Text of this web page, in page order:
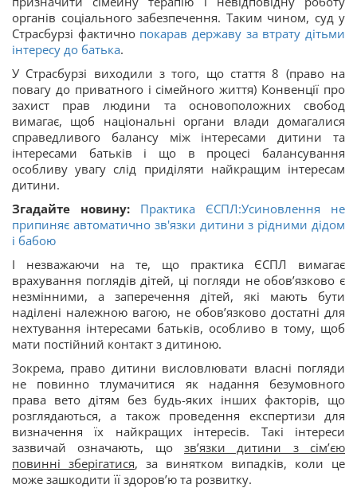
органів соціального забезпечення. Таким чином, суд у
Страсбурзі фактично покарав державу за втрату дітьми
інтересу до батька.
У Страсбурзі виходили з того, що стаття 8 (право на
повагу до приватного і сімейного життя) Конвенції про
захист прав людини та основоположних свобод
вимагає, щоб національні органи влади домагалися
справедливого балансу між інтересами дитини та
інтересами батьків і що в процесі балансування
особливу увагу слід приділяти найкращим інтересам
дитини.
Згадайте новину: Практика ЄСПЛ:Усиновлення не
припиняє автоматично зв'язки дитини з рідними дідом
і бабою
І незважаючи на те, що практика ЄСПЛ вимагає
врахування поглядів дітей, ці погляди не обов’язково є
незмінними, а заперечення дітей, які мають бути
наділені належною вагою, не обов’язково достатні для
нехтування інтересами батьків, особливо в тому, щоб
мати постійний контакт з дитиною.
Зокрема, право дитини висловлювати власні погляди
не повинно тлумачитися як надання безумовного
права вето дітям без будь-яких інших факторів, що
розглядаються, а також проведення експертизи для
визначення їх найкращих інтересів. Такі інтереси
зазвичай означають, що зв’язки дитини з сім’єю
повинні зберігатися, за винятком випадків, коли це
може зашкодити її здоров’ю та розвитку.